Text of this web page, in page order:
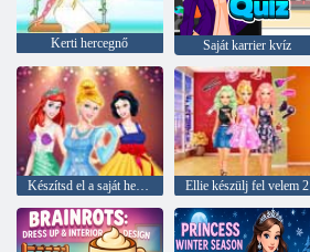
Kerti hercegnő Saját karrier kvíz
Készítsd el a saját hercegnődet Ellie készülj fel velem 2